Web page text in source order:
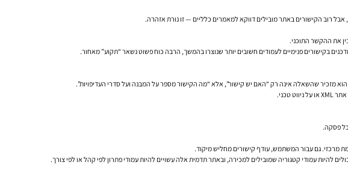
רוב הקישורים באתר מובילים דווקא למאמרים כלליים — זו נורת אזהרה.
את ההקשר התוכני.
בקישורים פנימיים לעמודים חשובים יותר שנוצרו בהמשך, הרבה כוח פשוט נשאר “תקוע” מאחור.
פסקה.
מרכזי. גם עבור המשתמש, עודף קישורים מחליש מיקוד.
להיות עמודי קטגוריה שמובילים למכירה, ובאתר תדמית אלה עשויים להיות עמודי פתרון לפי קהל או לפי צורך.